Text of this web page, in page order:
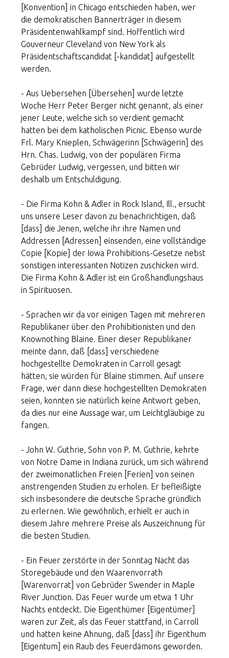
[Konvention] in Chicago entschieden haben, wer
die demokratischen Bannerträger in diesem
Präsidentenwahlkampf sind. Hoffentlich wird
Gouverneur Cleveland von New York als
Präsidentschaftscandidat [-kandidat] aufgestellt
werden.
- Aus Uebersehen [Übersehen] wurde letzte
Woche Herr Peter Berger nicht genannt, als einer
jener Leute, welche sich so verdient gemacht
hatten bei dem katholischen Picnic. Ebenso wurde
Frl. Mary Knieplen, Schwägerinn [Schwägerin] des
Hrn. Chas. Ludwig, von der populären Firma
Gebrüder Ludwig, vergessen, und bitten wir
deshalb um Entschuldigung.
- Die Firma Kohn & Adler in Rock Island, Ill., ersucht
uns unsere Leser davon zu benachrichtigen, daß
[dass] die Jenen, welche ihr ihre Namen und
Addressen [Adressen] einsenden, eine vollständige
Copie [Kopie] der Iowa Prohibitions-Gesetze nebst
sonstigen interessanten Notizen zuschicken wird.
Die Firma Kohn & Adler ist ein Großhandlungshaus
in Spirituosen.
- Sprachen wir da vor einigen Tagen mit mehreren
Republikaner über den Prohibitionisten und den
Knownothing Blaine. Einer dieser Republikaner
meinte dann, daß [dass] verschiedene
hochgestellte Demokraten in Carroll gesagt
hätten, sie würden für Blaine stimmen. Auf unsere
Frage, wer dann diese hochgestellten Demokraten
seien, konnten sie natürlich keine Antwort geben,
da dies nur eine Aussage war, um Leichtgläubige zu
fangen.
- John W. Guthrie, Sohn von P. M. Guthrie, kehrte
von Notre Dame in Indiana zurück, um sich während
der zweimonatlichen Freien [Ferien] von seinen
anstrengenden Studien zu erholen. Er befleißigte
sich insbesondere die deutsche Sprache gründlich
zu erlernen. Wie gewöhnlich, erhielt er auch in
diesem Jahre mehrere Preise als Auszeichnung für
die besten Studien.
- Ein Feuer zerstörte in der Sonntag Nacht das
Storegebäude und den Waarenvorrath
[Warenvorrat] von Gebrüder Swender in Maple
River Junction. Das Feuer wurde um etwa 1 Uhr
Nachts entdeckt. Die Eigenthümer [Eigentümer]
waren zur Zeit, als das Feuer stattfand, in Carroll
und hatten keine Ahnung, daß [dass] ihr Eigenthum
[Eigentum] ein Raub des Feuerdämons geworden.